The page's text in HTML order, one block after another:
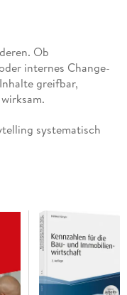
Ob
internes Change-
greifbar,
systematisch
Lernprozess von
als